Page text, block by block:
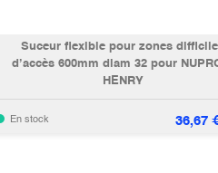
Suceur flexible pour zones
d’accès 600mm diam 32 pour
HENRY
En stock 36,67